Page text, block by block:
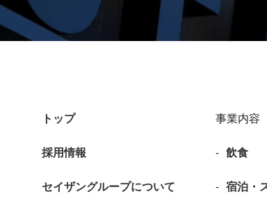
トップ
採用情報
セイザングループについて
事業内容
飲食
宿泊・